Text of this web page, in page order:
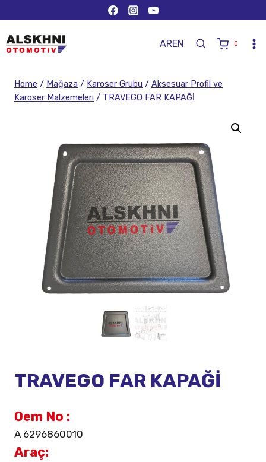
AREN 0
Home / Mağaza / Karoser Grubu / Aksesuar Profil ve
Karoser Malzemeleri / TRAVEGO FAR KAPAĞİ
TRAVEGO FAR KAPAĞİ
Oem No :
A 6296860010
Araç: